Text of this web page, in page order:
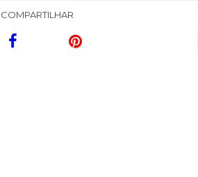
COMPARTILHAR